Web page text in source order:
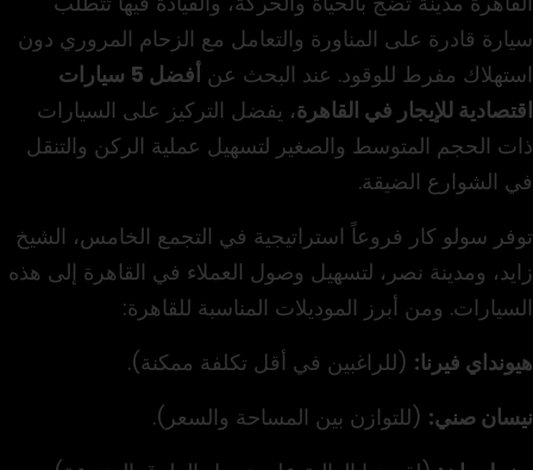
سيارة قادرة على المناورة والتعامل مع الزحام المروري دون
استهلاك مفرط للوقود. عند البحث عن
أفضل 5 سيارات
اقتصادية للإيجار في القاهرة، يفضل التركيز على السيارات
ذات الحجم المتوسط والصغير لتسهيل عملية الركن والتنقل
في الشوارع الضيقة.
توفر سولو كار فروعاً استراتيجية في التجمع الخامس، الشيخ
زايد، ومدينة نصر، لتسهيل وصول العملاء في القاهرة إلى هذه
السيارات. ومن أبرز الموديلات المناسبة للقاهرة:
هيونداي فيرنا: (للراغبين في أقل تكلفة ممكنة).
نيسان صني: (للتوازن بين المساحة والسعر).